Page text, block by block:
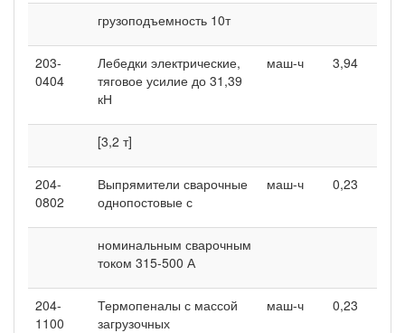
грузоподъемность 10т
203-
0404
Лебедки электрические,
тяговое усилие до 31,39
кН
маш-ч 3,94
[3,2 т]
204-
0802
Выпрямители сварочные
однопостовые с
маш-ч 0,23
номинальным сварочным
током 315-500 А
204-
1100
Термопеналы с массой
загрузочных
маш-ч 0,23